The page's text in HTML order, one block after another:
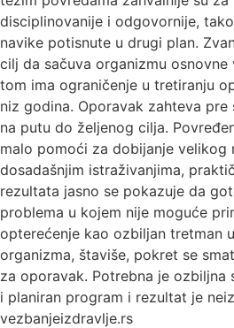
disciplinovanije i odgovornije,
navike potisnute u drugi plan.
cilj da sačuva organizmu
tom ima ograničenje u tretiranju
niz godina. Oporavak zahteva
na putu do željenog cilja.
malo pomoći za dobijanje velikog
dosadašnjim istraživanjima,
rezultata jasno se pokazuje da
problema u kojem nije moguće
opterećenje kao ozbiljan tretman
organizma, štaviše, pokret se
za oporavak. Potrebna je ozbiljna
i planiran program i rezultat je
vezbanjeizdravlje.rs